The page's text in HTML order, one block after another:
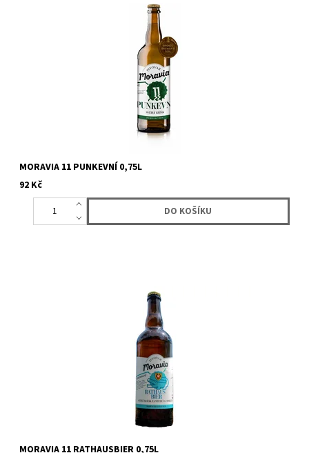
Příjemně pitelné, jednoduché pivo s umírněným chmelením.
Věrné přeodbrazu klasického českého ležáku přístupného
MORAVIA 11 PUNKEVNÍ 0,75L
92 Kč
Svěží vítr do světa českého ležáku. Rathaus je spojení klasické
chuti českého světlého ležáku s vlnou populárních svrchně...
MORAVIA 11 RATHAUSBIER 0,75L